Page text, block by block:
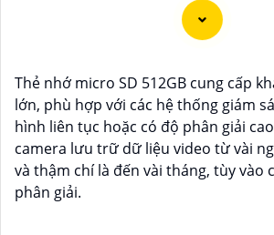
Dạ chắc chắn, đây là tư vấn của tôi về
chính hãng giá rẻ và chất lượng:
1:Camera Dahua là một thương hiệu
phẩm an ninh và giám sát.⚒ 2:Để
mua Camera Dahua chính hãng, bạn
Thẻ nhớ micro SD 512GB cung cấp
lớn, phù hợp với các hệ thống giám
hình liên tục hoặc có độ phân giải
camera lưu trữ dữ liệu video từ vài
và thậm chí là đến vài tháng, tùy vào
phân giải.